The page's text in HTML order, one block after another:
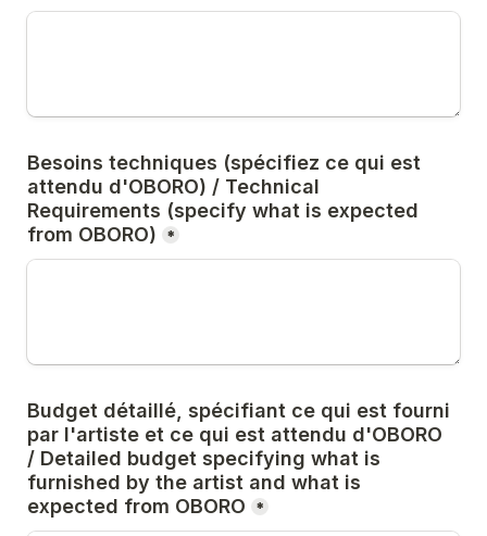
Besoins techniques (spécifiez ce qui est
attendu d'OBORO) / Technical
Requirements (specify what is expected
from OBORO)
*
Budget détaillé, spécifiant ce qui est fourni
par l'artiste et ce qui est attendu d'OBORO
/ Detailed budget specifying what is
furnished by the artist and what is
expected from OBORO
*